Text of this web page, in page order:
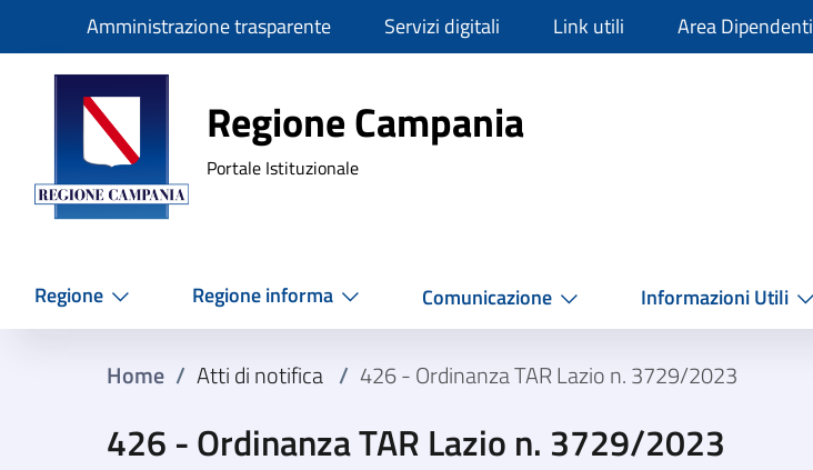
SlimAmministrazione trasparente Servizi digitali Link utili Area Dipendenti
Regione Campania
Regione Campania
Portale Istituzionale
Regione Regione informa Comunicazione Informazioni Utili
Home / Atti di notifica / 426 - Ordinanza TAR Lazio n. 3729/2023
426 - Ordinanza TAR Lazio n. 3729/2023